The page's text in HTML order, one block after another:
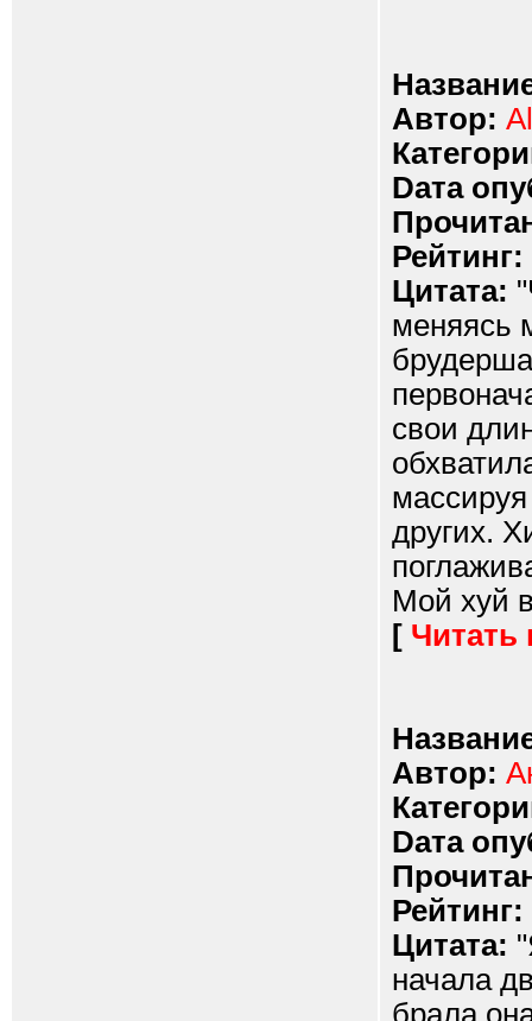
Автор:
Dата
Рейтинг:
Цитата:
меняясь
свои
других.
Мой хуй
[ Читать
Автор:
Dата
Рейтинг:
Цитата:
начала
брала